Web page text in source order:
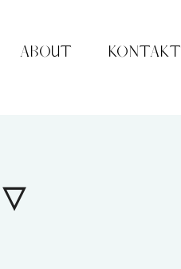
ABOUT KONTAKT